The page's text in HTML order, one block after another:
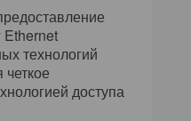
Ethernet
технологий
доступа